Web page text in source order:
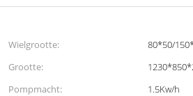
Wielgrootte:
80*50/
Grootte:
Pompmacht:
1.5Kw/h